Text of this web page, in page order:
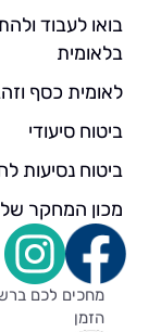
בואו לעבוד
בלאומית
לאומית כסף
ביטוח סיעודי
ביטוח נסיעות
מכון המחקר
מחכים לכם
הזמן